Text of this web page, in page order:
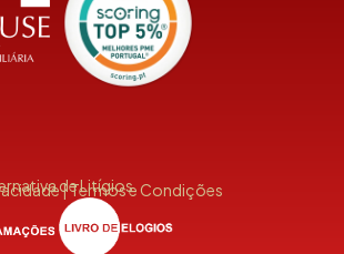
de Litígios
| Termos e Condições